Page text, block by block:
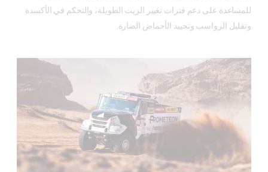
للمساعدة على دعم فترات تغيير الزيت الطويلة، والتحكم في الأكسدة
وتقليل الرواسب وتحييد الأحماض الضارة.